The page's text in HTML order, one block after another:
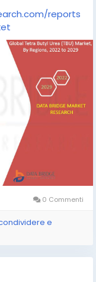
reports
0 Commenti
e